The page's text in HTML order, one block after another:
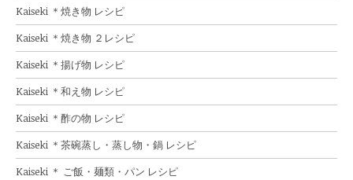
Kaiseki ＊焼き物 レシピ
Kaiseki ＊焼き物 ２レシピ
Kaiseki ＊揚げ物 レシピ
Kaiseki ＊和え物 レシピ
Kaiseki ＊酢の物 レシピ
Kaiseki ＊茶碗蒸し・蒸し物・鍋 レシピ
Kaiseki ＊ ご飯・麺類・パン レシピ